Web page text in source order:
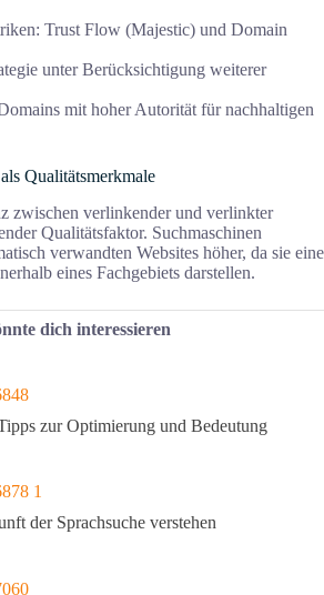
Trust Flow (Majestic) und Domain
unter Berücksichtigung weiterer
mit hoher Autorität für nachhaltigen
Qualitätsmerkmale
zwischen verlinkender und verlinkter
Qualitätsfaktor. Suchmaschinen
verwandten Websites höher, da sie eine
eines Fachgebiets darstellen.
dich interessieren
zur Optimierung und Bedeutung
der Sprachsuche verstehen